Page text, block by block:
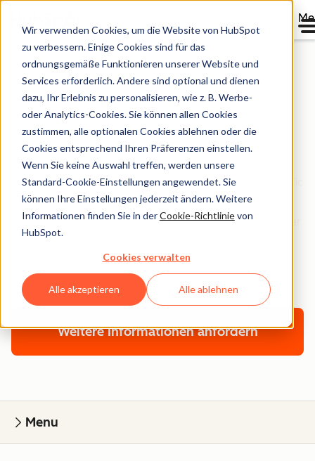
Wir verwenden Cookies, um die Website von HubSpot
zu verbessern. Einige Cookies sind für das
ordnungsgemäße Funktionieren unserer Website und
Services erforderlich. Andere sind optional und dienen
dazu, Ihr Erlebnis zu personalisieren, wie z. B. Werbe-
oder Analytics-Cookies. Sie können allen Cookies
zustimmen, alle optionalen Cookies ablehnen oder die
Cookies entsprechend Ihren Präferenzen einstellen.
Wenn Sie keine Auswahl treffen, werden unsere
Standard-Cookie-Einstellungen angewendet. Sie
können Ihre Einstellungen jederzeit ändern. Weitere
Informationen finden Sie in derCookie-Richtlinievon
HubSpot.
Cookies verwalten
Alle akzeptieren Alle ablehnen
Onboarding für
Marketing Hub
Technische und strategische Unterstützung bei der
Einrichtung und Verwendung von Marketing Hub: Traffic
generieren, Leads konvertieren und Marketingziele
erreichen. Mit einem individuellen Onboardingplan, der
ganz auf Ihr Unternehmen, Ihre Ziele und Ihre
vorhandene Infrastruktur abgestimmt ist, helfen wir
Ihnen sehr gerne weiter – Schritt für Schritt.
Weitere Informationen anfordern
Menu